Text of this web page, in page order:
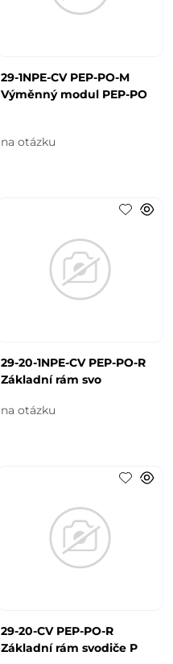
29-1NPE-CV PEP-PO-M
Výměnný modul PEP-PO
na otázku
29-20-1NPE-CV PEP-PO-R
Základní rám svo
na otázku
29-20-CV PEP-PO-R
Základní rám svodiče P